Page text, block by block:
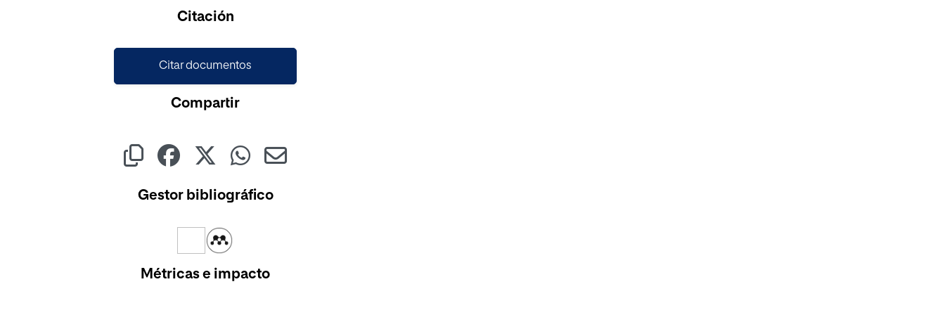
Citación
Citar documentos
Compartir
Gestor bibliográfico
Métricas e impacto